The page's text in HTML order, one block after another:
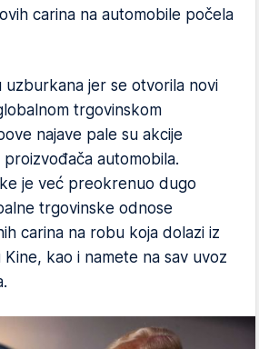
carina na automobile počela
uzburkana jer se otvorila novi
trgovinskom
najave pale su akcije
proizvođača automobila.
je već preokrenuo dugo
trgovinske odnose
carina na robu koja dolazi iz
kao i namete na sav uvoz